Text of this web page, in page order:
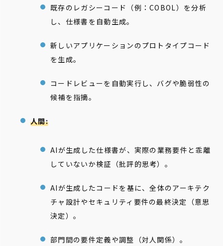
既存のレガシーコード（例：COBOL）を分析
し、仕様書を自動生成。
新しいアプリケーションのプロトタイプコード
を生成。
コードレビューを自動実行し、バグや脆弱性の
候補を指摘。
人間:
AIが生成した仕様書が、実際の業務要件と乖離
していないか検証（批評的思考）。
AIが生成したコードを基に、全体のアーキテク
チャ設計やセキュリティ要件の最終決定（意思
決定）。
部門間の要件定義や調整（対人関係）。